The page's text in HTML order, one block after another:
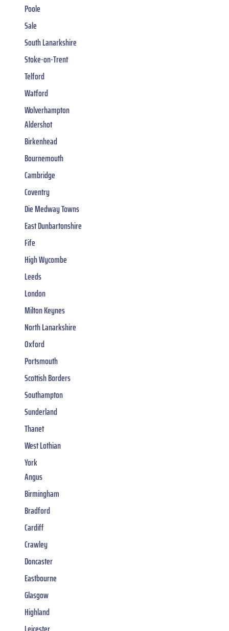
Poole
Sale
South Lanarkshire
Stoke-on-Trent
Telford
Watford
Wolverhampton
Aldershot
Birkenhead
Bournemouth
Cambridge
Coventry
Die Medway Towns
East Dunbartonshire
Fife
High Wycombe
Leeds
London
Milton Keynes
North Lanarkshire
Oxford
Portsmouth
Scottish Borders
Southampton
Sunderland
Thanet
West Lothian
York
Angus
Birmingham
Bradford
Cardiff
Crawley
Doncaster
Eastbourne
Glasgow
Highland